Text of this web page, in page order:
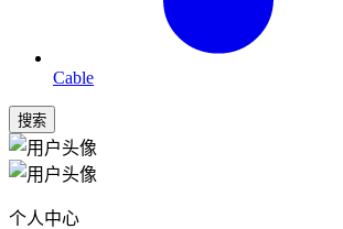
Cable
搜索
个人中心